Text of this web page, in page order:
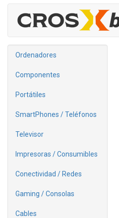
Ordenadores
Componentes
Portátiles
SmartPhones / Teléfonos
Televisor
Impresoras / Consumibles
Conectividad / Redes
Gaming / Consolas
Cables